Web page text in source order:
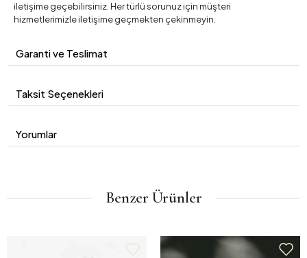
iletişime geçebilirsiniz. Her türlü sorunuz için müşteri
hizmetlerimizle iletişime geçmekten çekinmeyin.
Garanti ve Teslimat
Taksit Seçenekleri
Yorumlar
Benzer Ürünler